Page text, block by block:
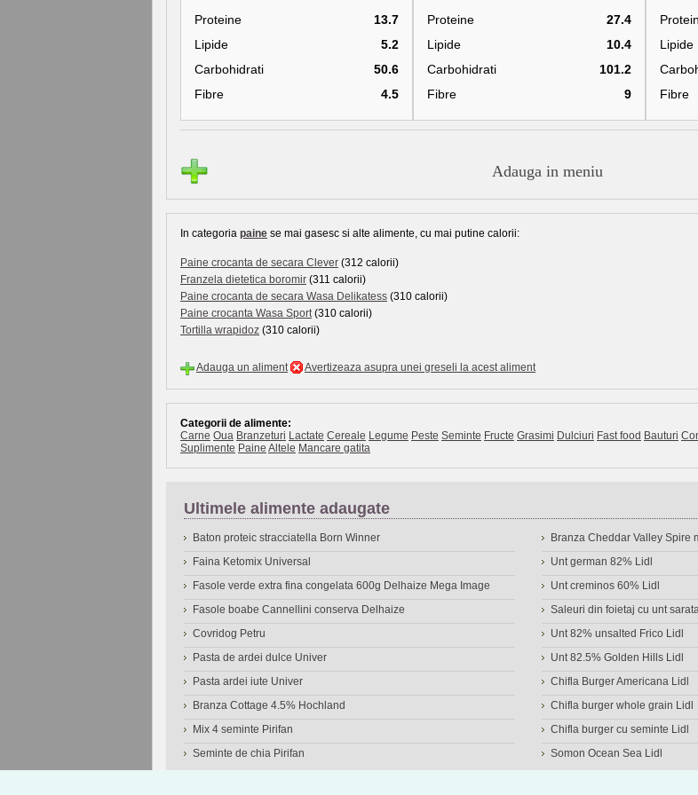
Proteine
13.7
Lipide
5.2
Carbohidrati
50.6
Fibre
4.5
Proteine
27.4
Lipide
10.4
Carbohidrati
101.2
Fibre
9
Lipide
Fibre
Adauga in meniu
In categoria paine se mai gasesc si alte alimente, cu mai putine calorii:
Paine crocanta de secara Clever (312 calorii)
Franzela dietetica boromir (311 calorii)
Paine crocanta de secara Wasa Delikatess (310 calorii)
Paine crocanta Wasa Sport(310 calorii)
Tortilla wrapidoz (310 calorii)
Adauga un aliment Avertizeaza asupra unei greseli la acest aliment
Categorii de alimente:
Carne Oua Branzeturi Lactate Cereale Legume Peste Seminte Fructe Grasimi Dulciuri Fast food Bauturi
Suplimente Paine Altele Mancare gatita
Ultimele alimente adaugate
Baton proteic stracciatella Born Winner
Faina Ketomix Universal
Fasole verde extra fina congelata 600g Delhaize Mega Image
Fasole boabe Cannellini conserva Delhaize
Covridog Petru
Pasta de ardei dulce Univer
Pasta ardei iute Univer
Branza Cottage 4.5% Hochland
Mix 4 seminte Pirifan
Seminte de chia Pirifan
Branza Cheddar Valley Spire
Unt german 82% Lidl
Unt creminos 60% Lidl
Saleuri din foietaj cu unt
Unt 82% unsalted Frico Lidl
Unt 82.5% Golden Hills Lidl
Chifla Burger Americana Lidl
Chifla burger whole grain Lidl
Chifla burger cu seminte Lidl
Somon Ocean Sea Lidl